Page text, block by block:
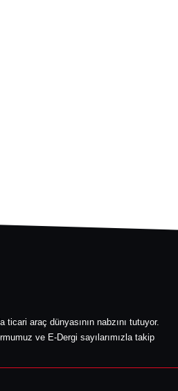
araç dünyasının nabzını tutuyor.
ve E-Dergi sayılarımızla takip